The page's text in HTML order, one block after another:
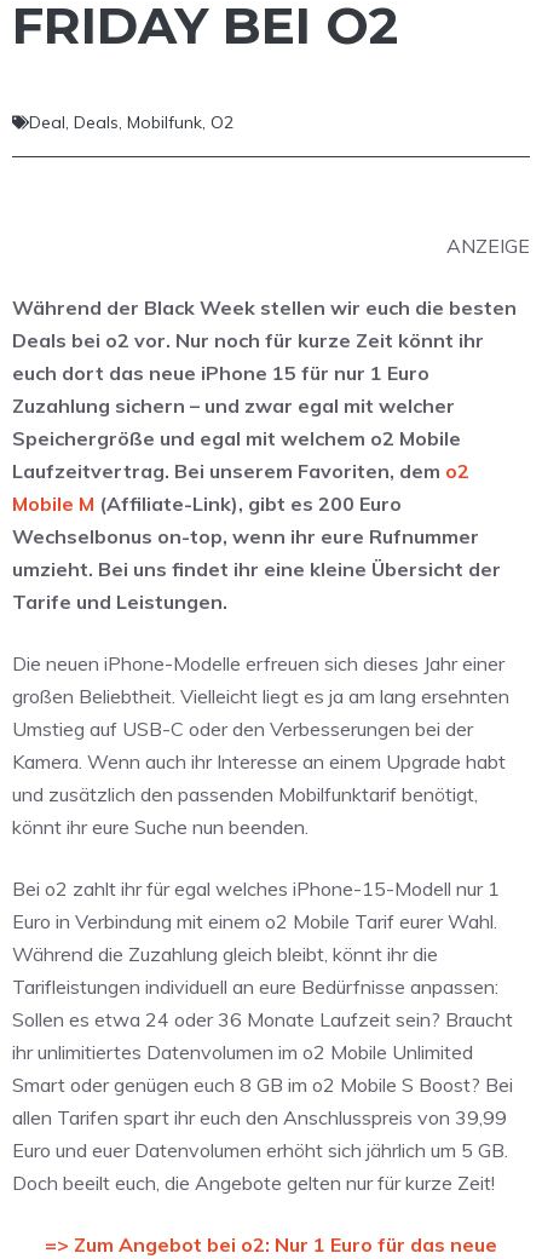
FRIDAY BEI O2
Deal, Deals, Mobilfunk, O2
ANZEIGE
Während der Black Week stellen wir euch die besten
Deals bei o2 vor. Nur noch für kurze Zeit könnt ihr
euch dort das neue iPhone 15 für nur 1 Euro
Zuzahlung sichern – und zwar egal mit welcher
Speichergröße und egal mit welchem o2 Mobile
Laufzeitvertrag. Bei unserem Favoriten, dem o2
Mobile M (Affiliate-Link), gibt es 200 Euro
Wechselbonus on-top, wenn ihr eure Rufnummer
umzieht. Bei uns findet ihr eine kleine Übersicht der
Tarife und Leistungen.
Die neuen iPhone-Modelle erfreuen sich dieses Jahr einer
großen Beliebtheit. Vielleicht liegt es ja am lang ersehnten
Umstieg auf USB-C oder den Verbesserungen bei der
Kamera. Wenn auch ihr Interesse an einem Upgrade habt
und zusätzlich den passenden Mobilfunktarif benötigt,
könnt ihr eure Suche nun beenden.
Bei o2 zahlt ihr für egal welches iPhone-15-Modell nur 1
Euro in Verbindung mit einem o2 Mobile Tarif eurer Wahl.
Während die Zuzahlung gleich bleibt, könnt ihr die
Tarifleistungen individuell an eure Bedürfnisse anpassen:
Sollen es etwa 24 oder 36 Monate Laufzeit sein? Braucht
ihr unlimitiertes Datenvolumen im o2 Mobile Unlimited
Smart oder genügen euch 8 GB im o2 Mobile S Boost? Bei
allen Tarifen spart ihr euch den Anschlusspreis von 39,99
Euro und euer Datenvolumen erhöht sich jährlich um 5 GB.
Doch beeilt euch, die Angebote gelten nur für kurze Zeit!
=> Zum Angebot bei o2: Nur 1 Euro für das neue